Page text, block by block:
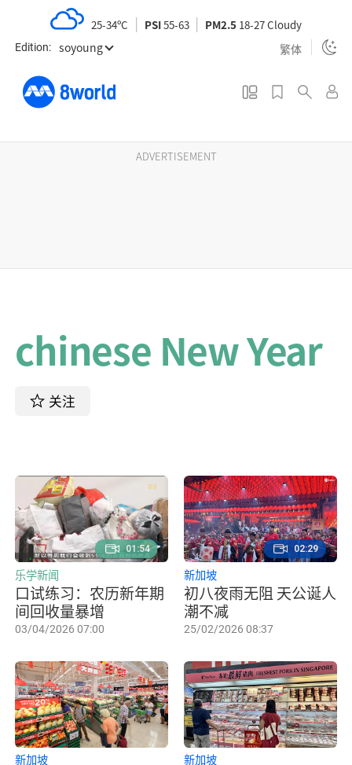
t
Edition: soyoung 繁体
25-34ºC PSI55-63 PM2.5 18-27 Cloudy
ADVERTISEMENT
chinese New Year
关注
口试练习：农历新年期
间回收量暴增
乐学新闻
03/04/2026 07:00
01:54
初八夜雨无阻 天公诞人
潮不减
新加坡
25/02/2026 08:37
02:29
新加坡 新加坡